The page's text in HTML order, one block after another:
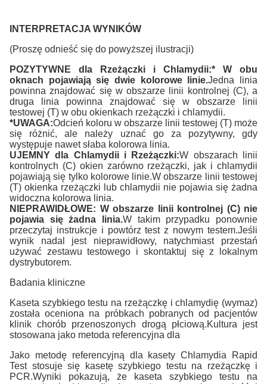
INTERPRETACJA WYNIKÓW
(Proszę odnieść się do powyższej ilustracji)
POZYTYWNE dla Rzeżączki i Chlamydii:* W obu
oknach pojawiają się dwie kolorowe linie.Jedna linia
powinna znajdować się w obszarze linii kontrolnej (C), a
druga linia powinna znajdować się w obszarze linii
testowej (T) w obu okienkach rzeżączki i chlamydii.
*UWAGA:Odcień koloru w obszarze linii testowej (T) może
się różnić, ale należy uznać go za pozytywny, gdy
występuje nawet słaba kolorowa linia.
UJEMNY dla Chlamydii i Rzeżączki:W obszarach linii
kontrolnych (C) okien zarówno rzeżączki, jak i chlamydii
pojawiają się tylko kolorowe linie.W obszarze linii testowej
(T) okienka rzeżączki lub chlamydii nie pojawia się żadna
widoczna kolorowa linia.
NIEPRAWIDŁOWE: W obszarze linii kontrolnej (C) nie
pojawia się żadna linia.W takim przypadku ponownie
przeczytaj instrukcje i powtórz test z nowym testem.Jeśli
wynik nadal jest nieprawidłowy, natychmiast przestań
używać zestawu testowego i skontaktuj się z lokalnym
dystrybutorem.
Badania kliniczne
Kaseta szybkiego testu na rzeżączkę i chlamydię (wymaz)
została oceniona na próbkach pobranych od pacjentów
klinik chorób przenoszonych drogą płciową.Kultura jest
stosowana jako metoda referencyjna dla
Jako metodę referencyjną dla kasety Chlamydia Rapid
Test stosuje się kasetę szybkiego testu na rzeżączkę i
PCR.Wyniki pokazują, że kaseta szybkiego testu na